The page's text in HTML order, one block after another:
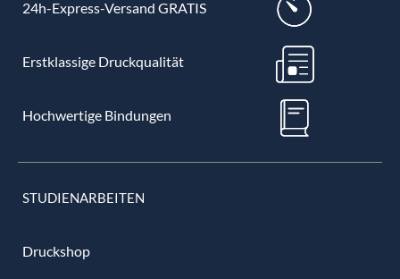
24h-Express-Versand GRATIS
Erstklassige Druckqualität
Hochwertige Bindungen
STUDIENARBEITEN
Druckshop